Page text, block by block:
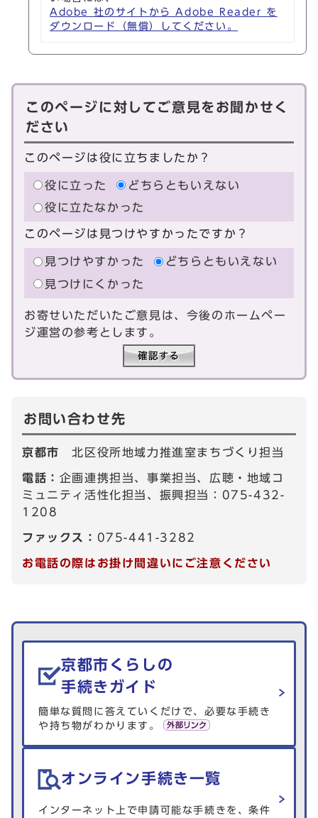
Adobe 社のサイトから Adobe Reader を
ダウンロード（無償）してください。
このページに対してご意見をお聞かせく
ださい
このページは役に立ちましたか？
役に立った
どちらともいえない
役に立たなかった
このページは見つけやすかったですか？
見つけやすかった
どちらともいえない
見つけにくかった
お寄せいただいたご意見は、今後のホームペー
ジ運営の参考とします。
お問い合わせ先
京都市北区役所地域力推進室まちづくり担当
電話： 企画連携担当、事業担当、広聴・地域コ
ミュニティ活性化担当、振興担当：075-432-
1208
ファックス： 075-441-3282
お電話の際はお掛け間違いにご注意ください
生活情報を探す
京都市くらしの
手続きガイド
簡単な質問に答えていくだけで、必要な手続き
や持ち物がわかります。
オンライン手続き一覧
インターネット上で申請可能な手続きを、条件